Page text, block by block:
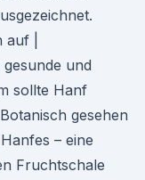
|
und
sollte Hanf
gesehen
– eine
Fruchtschale